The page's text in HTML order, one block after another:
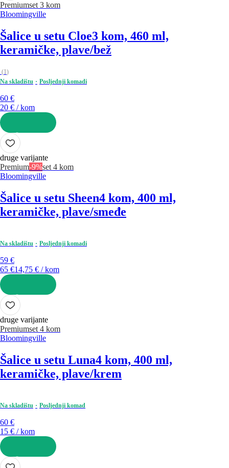
Premiumset 3 kom
Bloomingville
Šalice u setu Cloe3 kom, 460 ml,
keramičke, plave/bež
(1)
Na skladištu
Posljednji komadi
60 €
20 € / kom
U KOŠARICU
druge varijante
Premium-9%set 4 kom
Bloomingville
Šalice u setu Sheen4 kom, 400 ml,
keramičke, plave/smeđe
Na skladištu Posljednji komadi
59 €
65 €14,75 € / kom
U KOŠARICU
druge varijante
Premiumset 4 kom
Bloomingville
Šalice u setu Luna4 kom, 400 ml,
keramičke, plave/krem
Na skladištu Posljednji komad
60 €
15 € / kom
U KOŠARICU